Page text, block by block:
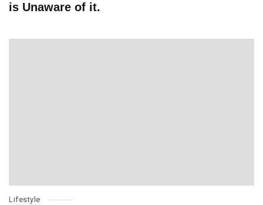
is Unaware of it.
Lifestyle